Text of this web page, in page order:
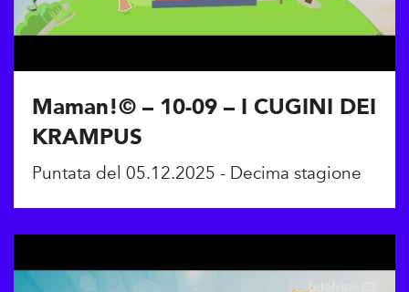
Maman!© – 10-09 – I CUGINI DEI
KRAMPUS
Puntata del 05.12.2025 - Decima stagione